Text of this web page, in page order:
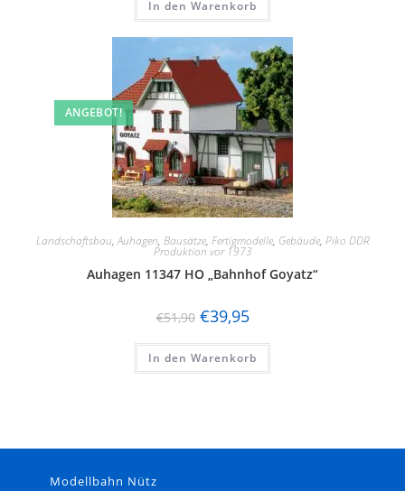
In den Warenkorb
ANGEBOT!
Landschaftsbau,Auhagen, Bausätze, Fertigmodelle, Gebäude, Piko DDR
Produktion vor 1973
Auhagen 11347 HO „Bahnhof Goyatz“
€51,90 €39,95
In den Warenkorb
Modellbahn Nütz